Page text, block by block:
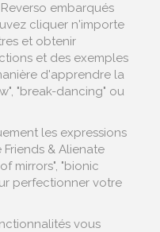
embarqués
cliquer n'importe
et obtenir
et des exemples
d'apprendre la
"break-dancing" ou
les expressions
& Alienate
mirrors", "bionic
perfectionner votre
vous